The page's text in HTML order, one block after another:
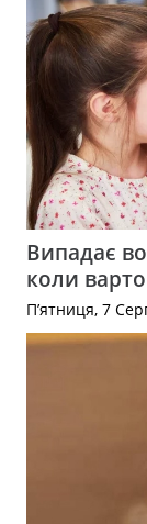
Випадає
коли
П’ятниця, 7